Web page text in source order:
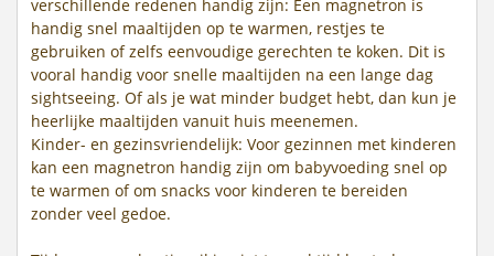
verschillende redenen handig zijn: Een magnetron is
handig snel maaltijden op te warmen, restjes te
gebruiken of zelfs eenvoudige gerechten te koken. Dit is
vooral handig voor snelle maaltijden na een lange dag
sightseeing. Of als je wat minder budget hebt, dan kun je
heerlijke maaltijden vanuit huis meenemen.
Kinder- en gezinsvriendelijk: Voor gezinnen met kinderen
kan een magnetron handig zijn om babyvoeding snel op
te warmen of om snacks voor kinderen te bereiden
zonder veel gedoe.